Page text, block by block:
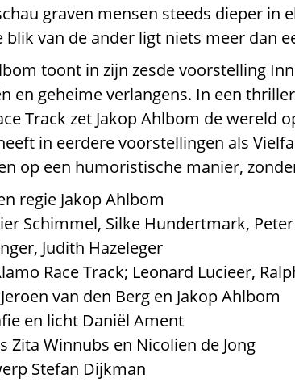
graven mensen steeds dieper in
blik van de ander ligt niets meer dan
toont in zijn zesde voorstelling
en geheime verlangens. In een
Track zet Jakop Ahlbom de wereld
in eerdere voorstellingen als
op een humoristische manier,
regie Jakop Ahlbom
Schimmel, Silke Hundertmark,
Judith Hazeleger
Race Track; Leonard Lucieer,
van den Berg en Jakop Ahlbom
en licht Daniël Ament
Zita Winnubs en Nicolien de Jong
Stefan Dijkman